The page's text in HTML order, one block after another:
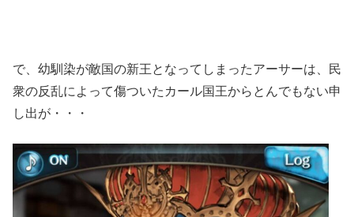
で、幼馴染が敵国の新王となってしまったアーサーは、民
衆の反乱によって傷ついたカール国王からとんでもない申
し出が・・・